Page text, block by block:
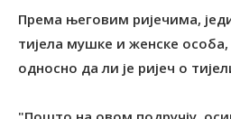
Према његовим ријечима,
тијела мушке и женске
односно да ли је ријеч о